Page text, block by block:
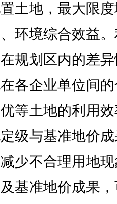
土地，最大限
环境综合效益
规划区内的差
各企业单位间
等土地的利用
级与基准地价
少不合理用地
基准地价成果